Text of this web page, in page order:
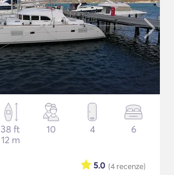
38 ft
12 m
10 4 6
(4 recenze)
5.0